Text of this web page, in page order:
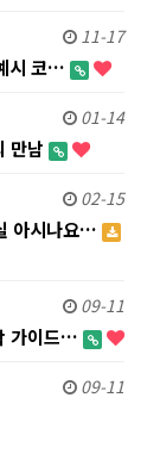
11-17
시 코…
01-14
만남
02-15
아시나요…
09-11
가이드…
09-11